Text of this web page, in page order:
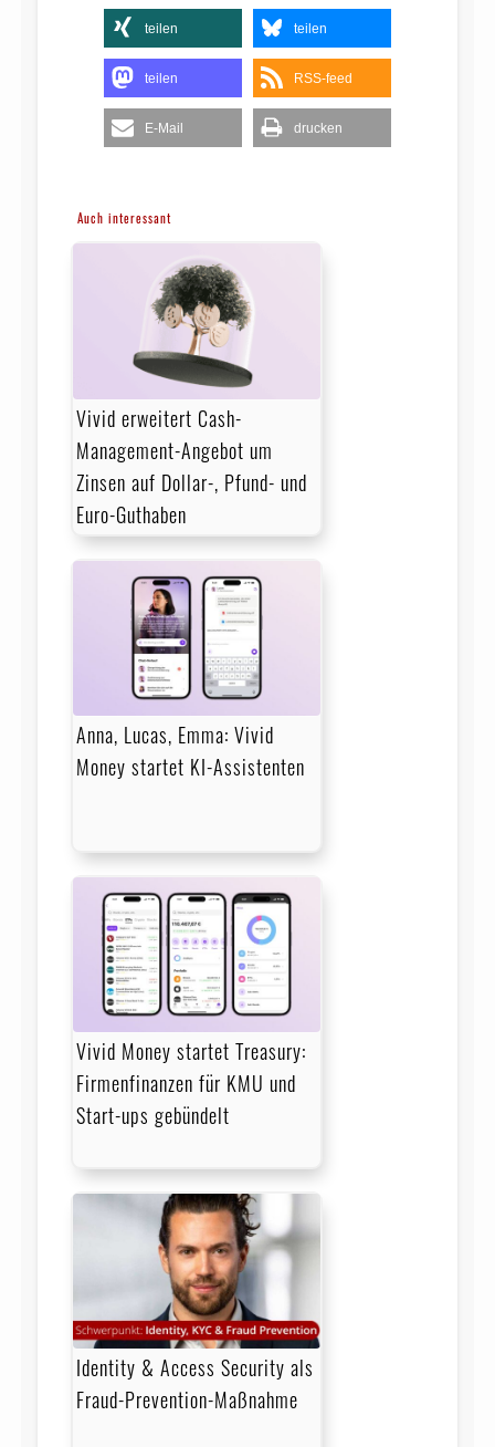
teilen teilen
teilen RSS-feed
E-Mail drucken
Auch interessant
Vivid erweitert Cash-
Management-Angebot um
Zinsen auf Dollar-, Pfund- und
Euro-Guthaben
Anna, Lucas, Emma: Vivid
Money startet KI-Assistenten
Vivid Money startet Treasury:
Firmenfinanzen für KMU und
Start-ups gebündelt
Identity & Access Security als
Fraud-Prevention-Maßnahme